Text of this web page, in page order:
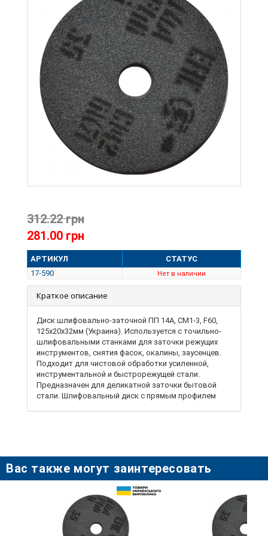
312.22 грн
281.00 грн
АРТИКУЛ
СТАТУС
17-590
Нет в наличии
Краткое описание
Диск шлифовально-заточной ПП 14А, СМ1-3, F60,
125х20х32мм (Украина). Используется с точильно-
шлифовальными станками для заточки режущих
инструментов, снятия фасок, окалины, заусенцев.
Подходит для чистовой обработки усиленной,
инструментальной и быстрорежущей стали.
Предназначен для деликатной заточки бытовой
стали. Шлифовальный диск с прямым профилем
бесцентрового шлифования.
Вас также могут заинтересовать